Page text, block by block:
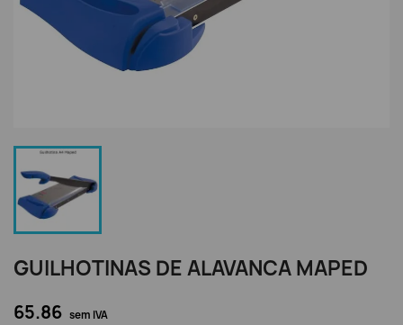
GUILHOTINAS DE ALAVANCA MAPED
65.86 sem IVA